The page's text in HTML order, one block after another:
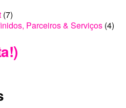
(7)
Parceiros & Serviços (4)